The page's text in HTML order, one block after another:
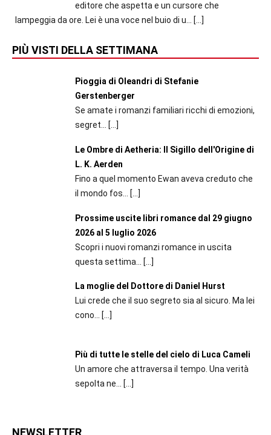
editore che aspetta e un cursore che
lampeggia da ore. Lei è una voce nel buio di u... […]
PIÙ VISTI DELLA SETTIMANA
Pioggia di Oleandri di Stefanie
Gerstenberger
Se amate i romanzi familiari ricchi di emozioni,
segret... […]
Le Ombre di Aetheria: Il Sigillo dell'Origine di
L. K. Aerden
Fino a quel momento Ewan aveva creduto che
il mondo fos...
[…]
Prossime uscite libri romance dal 29 giugno
2026 al 5 luglio 2026
Scopri i nuovi romanzi romance in uscita
questa settima...
[…]
La moglie del Dottore di Daniel Hurst
Lui crede che il suo segreto sia al sicuro. Ma lei
cono... […]
Più di tutte le stelle del cielo di Luca Cameli
Un amore che attraversa il tempo. Una verità
sepolta ne...
[…]
NEWSLETTER